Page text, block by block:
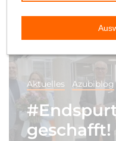
Aktuelles Azubiblog
geschafft!